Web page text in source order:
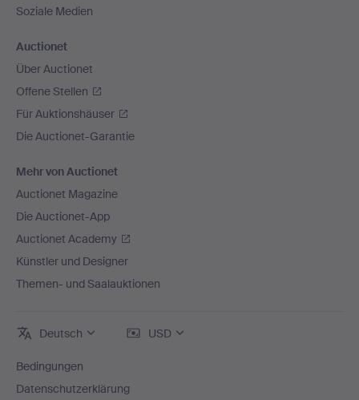
Soziale Medien
Auctionet
Über Auctionet
Offene Stellen
Für Auktionshäuser
Die Auctionet-Garantie
Mehr von Auctionet
Auctionet Magazine
Die Auctionet-App
Auctionet Academy
Künstler und Designer
Themen- und Saalauktionen
Deutsch USD
Bedingungen
Datenschutzerklärung